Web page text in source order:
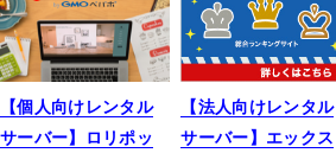
【個人向けレンタル
サーバー】ロリポッ
【法人向けレンタル
サーバー】エックス